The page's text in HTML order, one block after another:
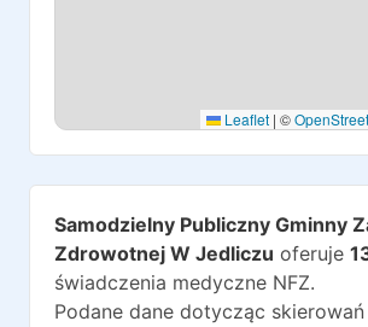
Leaflet | ©
Samodzielny Publiczny Gminny
Zdrowotnej W Jedliczu oferuje
świadczenia medyczne NFZ.
Podane dane dotycząc skierowań